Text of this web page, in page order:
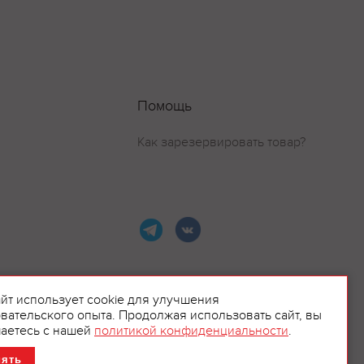
Помощь
Как зарезервировать товар?
использует cookie для улучшения
опыта. Продолжая использовать сайт, вы
с нашей политикой конфиденциальности.